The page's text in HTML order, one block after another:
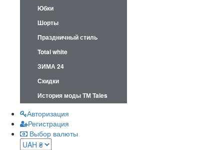
Юбки
Шорты
Праздничный стиль
Total white
ЗИМА 24
Скидки
История моды ТМ Tales
Авторизация
Регистрация
Выбор валюты